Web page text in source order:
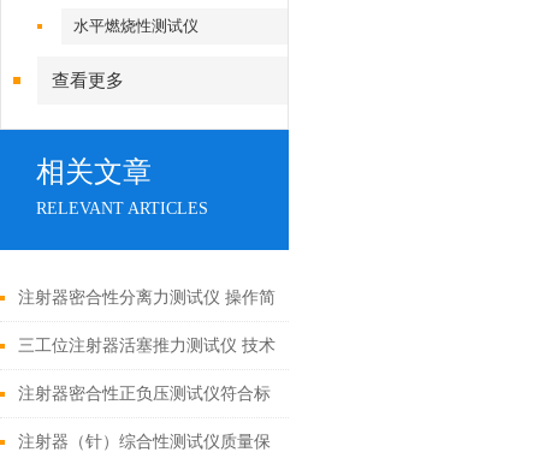
水平燃烧性测试仪
查看更多
相关文章
RELEVANT ARTICLES
注射器密合性分离力测试仪 操作简
单
三工位注射器活塞推力测试仪 技术
参数
注射器密合性正负压测试仪符合标
准
注射器（针）综合性测试仪质量保